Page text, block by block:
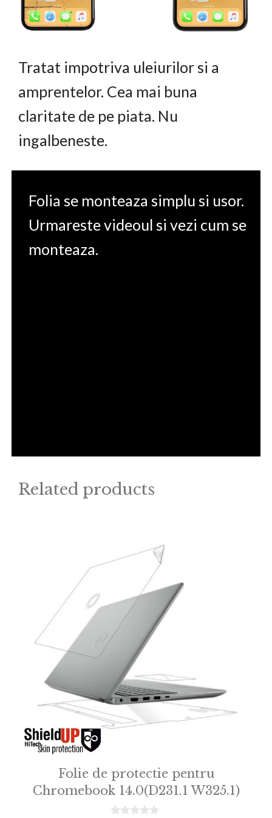
Tratat impotriva uleiurilor si a
amprentelor. Cea mai buna
claritate de pe piata. Nu
ingalbeneste.
Folia se monteaza simplu si usor.
Urmareste videoul si vezi cum se
monteaza.
Related products
Folie de protectie pentru
Chromebook 14.0(D231.1 W325.1)